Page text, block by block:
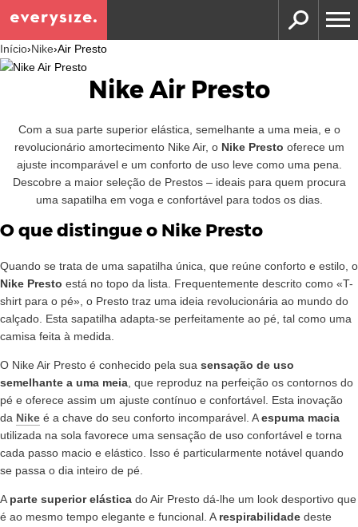
Início›Nike›Air Presto
Nike Air Presto
Com a sua parte superior elástica, semelhante a uma meia, e o
revolucionário amortecimento Nike Air, o Nike Presto oferece um
ajuste incomparável e um conforto de uso leve como uma pena.
Descobre a maior seleção de Prestos – ideais para quem procura
uma sapatilha em voga e confortável para todos os dias.
O que distingue o Nike Presto
Quando se trata de uma sapatilha única, que reúne conforto e estilo, o
Nike Presto está no topo da lista. Frequentemente descrito como «T-
shirt para o pé», o Presto traz uma ideia revolucionária ao mundo do
calçado. Esta sapatilha adapta-se perfeitamente ao pé, tal como uma
camisa feita à medida.
O Nike Air Presto é conhecido pela sua sensação de uso
semelhante a uma meia, que reproduz na perfeição os contornos do
pé e oferece assim um ajuste contínuo e confortável. Esta inovação
da Nike é a chave do seu conforto incomparável. Aespuma macia
utilizada na sola favorece uma sensação de uso confortável e torna
cada passo macio e elástico. Isso é particularmente notável quando
se passa o dia inteiro de pé.
Aparte superior elástica do Air Presto dá-lhe um look desportivo que
é ao mesmo tempo elegante e funcional. Arespirabilidade deste